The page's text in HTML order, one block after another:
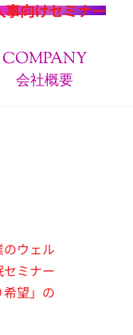
事向けセミナー
COMPANY
会社概要
のウェル
ミナー
望」の